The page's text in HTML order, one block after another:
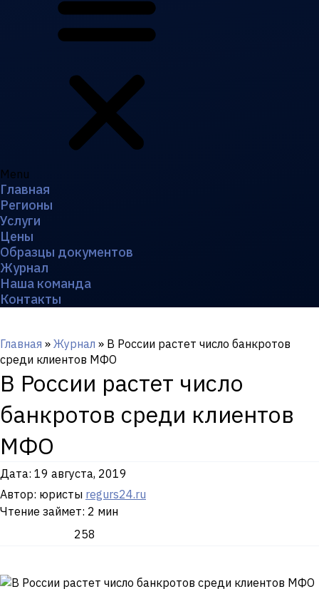
Menu
Главная
Регионы
Услуги
Цены
Образцы документов
Журнал
Наша команда
Контакты
Главная » Журнал » В России растет число банкротов
среди клиентов МФО
В России растет число
банкротов среди клиентов
МФО
Дата: 19 августа, 2019
Автор: юристы regurs24.ru
Чтение займет: 2 мин
258